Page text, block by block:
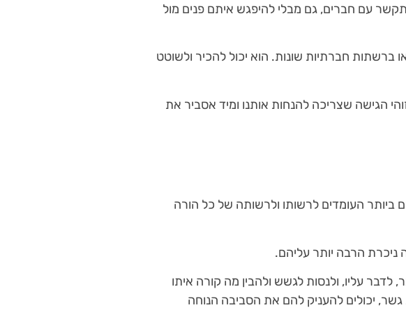
דרכים לתקשר עם חברים, גם מבלי להיפגש איתם פנים מול
ברשתות חברתיות שונות. הוא יכול להכיר ולשוטט
הגישה שצריכה להנחות אותנו ומיד אסביר את
ביותר העומדים לרשותו ולרשותה של כל הורה
ניכרת הרבה יותר עליהם.
עליו, ולנסות לגשש ולהבין מה קורה איתו
גשר, יכולים להעניק להם את הסביבה הנוחה